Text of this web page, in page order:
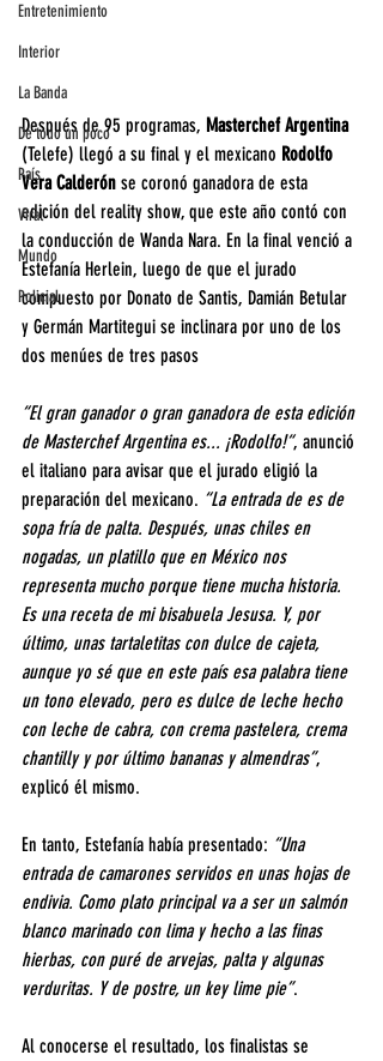
Entretenimiento
Interior
La Banda
De todo un poco
País
Viral
Mundo
Policial
Después de 95 programas, Masterchef Argentina
(Telefe) llegó a su final y el mexicano Rodolfo
Vera Calderón se coronó ganadora de esta
edición del reality show, que este año contó con
la conducción de Wanda Nara. En la final venció a
Estefanía Herlein, luego de que el jurado
compuesto por Donato de Santis, Damián Betular
y Germán Martitegui se inclinara por uno de los
dos menúes de tres pasos
“El gran ganador o gran ganadora de esta edición
de Masterchef Argentina es... ¡Rodolfo!“, anunció
el italiano para avisar que el jurado eligió la
preparación del mexicano. “La entrada de es de
sopa fría de palta. Después, unas chiles en
nogadas, un platillo que en México nos
representa mucho porque tiene mucha historia.
Es una receta de mi bisabuela Jesusa. Y, por
último, unas tartaletitas con dulce de cajeta,
aunque yo sé que en este país esa palabra tiene
un tono elevado, pero es dulce de leche hecho
con leche de cabra, con crema pastelera, crema
chantilly y por último bananas y almendras”,
explicó él mismo.
En tanto, Estefanía había presentado: “Una
entrada de camarones servidos en unas hojas de
endivia. Como plato principal va a ser un salmón
blanco marinado con lima y hecho a las finas
hierbas, con puré de arvejas, palta y algunas
verduritas. Y de postre, un key lime pie”.
Al conocerse el resultado, los finalistas se